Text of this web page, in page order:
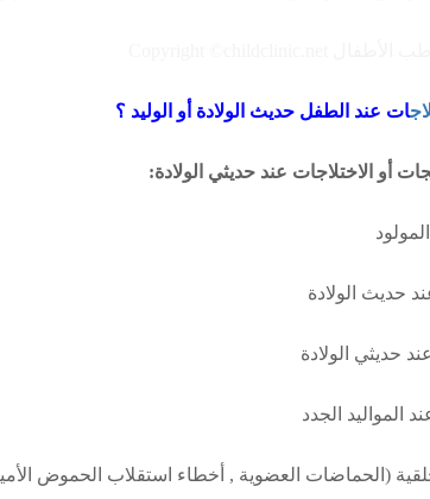
ات عند الطفل حديث الولادة أو الوليد ؟
أو الاختلاجات عند حديثي الولادة:
حديث الولادة
حديثي الولادة
المواليد الجدد
(الحماضات العضوية , أخطاء استقلاب الحموض